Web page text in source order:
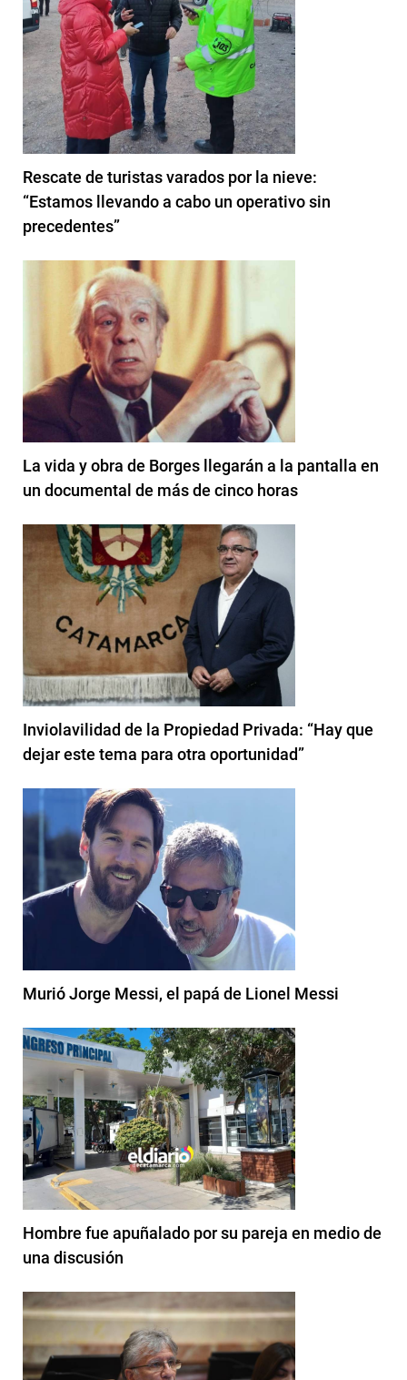
Rescate de turistas varados por la nieve:
“Estamos llevando a cabo un operativo sin
precedentes”
La vida y obra de Borges llegarán a la pantalla en
un documental de más de cinco horas
Inviolavilidad de la Propiedad Privada: “Hay que
dejar este tema para otra oportunidad”
Murió Jorge Messi, el papá de Lionel Messi
Hombre fue apuñalado por su pareja en medio de
una discusión